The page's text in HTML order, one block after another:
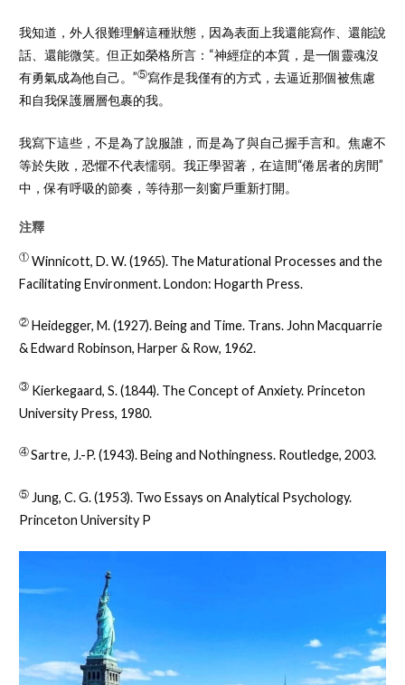
我知道，外人很難理解這種狀態，因為表面上我還能寫作、還能說
話、還能微笑。但正如榮格所言：“神經症的本質，是一個靈魂沒
有勇氣成為他自己。”⑤寫作是我僅有的方式，去逼近那個被焦慮
和自我保護層層包裹的我。
我寫下這些，不是為了說服誰，而是為了與自己握手言和。焦慮不
等於失敗，恐懼不代表懦弱。我正學習著，在這間“倦居者的房間”
中，保有呼吸的節奏，等待那一刻窗戶重新打開。
注釋
①Winnicott, D. W. (1965). The Maturational Processes and the
Facilitating Environment. London: Hogarth Press.
②Heidegger, M. (1927). Being and Time. Trans. John Macquarrie
& Edward Robinson, Harper & Row, 1962.
③Kierkegaard, S. (1844). The Concept of Anxiety. Princeton
University Press, 1980.
④Sartre, J.-P. (1943). Being and Nothingness. Routledge, 2003.
⑤Jung, C. G. (1953). Two Essays on Analytical Psychology.
Princeton University P